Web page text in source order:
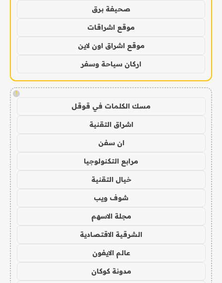
صحيفة برق
موقع اشراقات
موقع اشراق اون لاين
اركان سياحة وسفر
!
مسك الكلمات في قوقل
اشراق التقنية
ان سفن
مرابع التكنولوجيا
خيال التقنية
شوف ويب
مجلة الاسهم
الشرقية الاقتصادية
عالم الايفون
مدونة كوكان